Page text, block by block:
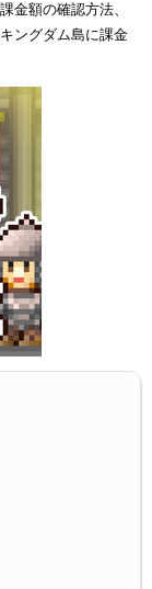
金額の確認方法、
ングダム島に課金